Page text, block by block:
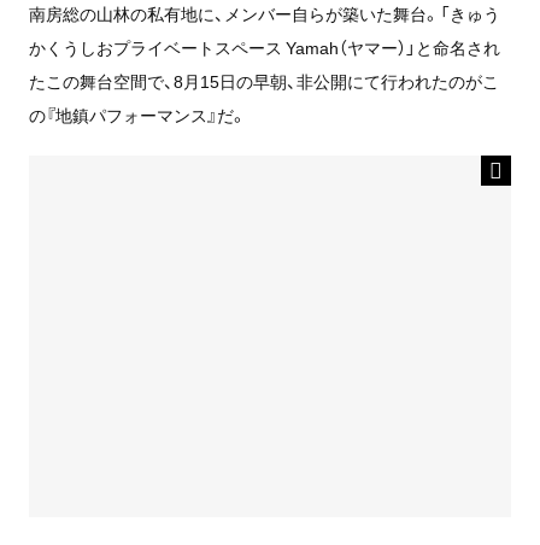
南房総の山林の私有地に、メンバー自らが築いた舞台。「きゅう
かくうしおプライベートスペース Yamah（ヤマー）」と命名され
たこの舞台空間で、8月15日の早朝、非公開にて行われたのがこ
の『地鎮パフォーマンス』だ。